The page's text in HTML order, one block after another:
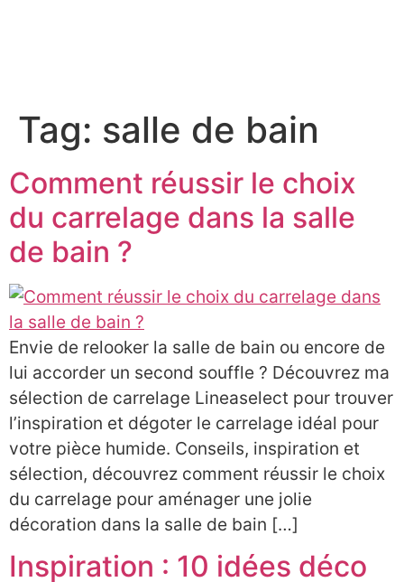
Tag: salle de bain
Comment réussir le choix
du carrelage dans la salle
de bain ?
Envie de relooker la salle de bain ou encore de
lui accorder un second souffle ? Découvrez ma
sélection de carrelage Lineaselect pour trouver
l’inspiration et dégoter le carrelage idéal pour
votre pièce humide. Conseils, inspiration et
sélection, découvrez comment réussir le choix
du carrelage pour aménager une jolie
décoration dans la salle de bain […]
Inspiration : 10 idées déco